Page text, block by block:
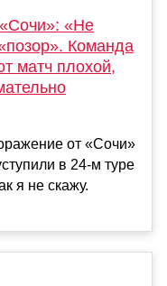
«Не
Команда
матч плохой,
от «Сочи»
в 24-м туре
я не скажу.